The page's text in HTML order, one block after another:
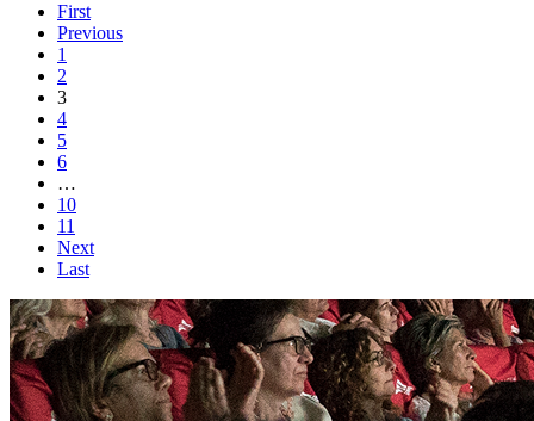
First
Previous
1
2
3
4
5
6
…
10
11
Next
Last